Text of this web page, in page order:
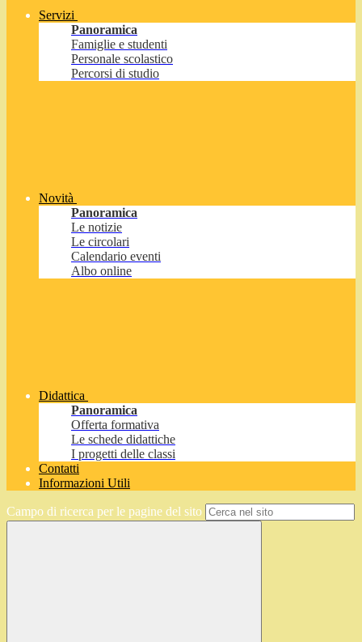
Servizi
Panoramica
Famiglie e studenti
Personale scolastico
Percorsi di studio
Novità
Panoramica
Le notizie
Le circolari
Calendario eventi
Albo online
Didattica
Panoramica
Offerta formativa
Le schede didattiche
I progetti delle classi
Contatti
Informazioni Utili
Campo di ricerca per le pagine del sito